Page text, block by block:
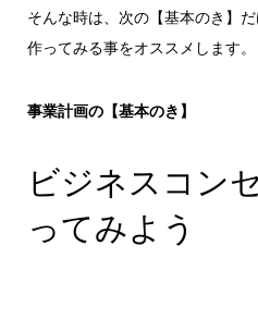
そんな時は、次の【基本のき】
作ってみる事をオススメします。
事業計画の【基本のき】
ビジネスコン
ってみよう